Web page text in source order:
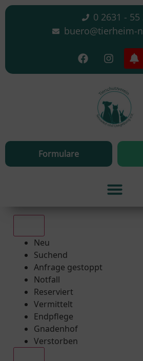
0 2631 - 55
buero@tierheim-
Formulare
Neu
Suchend
Anfrage gestoppt
Notfall
Reserviert
Vermittelt
Endpflege
Gnadenhof
Verstorben